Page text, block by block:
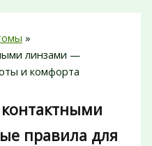
линзами —
и комфорта
правила для